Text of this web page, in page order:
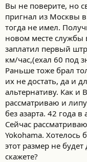
Вы не поверите, но
пригнал из Москвы
тогда не имел.
новом месте службы
заплатил первый
км/час,(ехал 60 под
Раньше тоже брал
их не достать, да и
альтернативу. Как и
рассматриваю и
без азарта. 42 года
Сейчас
Yokohama.
этот размер не
скажете?